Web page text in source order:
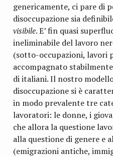
genericamente, ci pare di
disoccupazione sia
visibile. E’ fin quasi
ineliminabile del lavoro
(sotto-occupazioni, lavori
accompagnato
di italiani. Il nostro
disoccupazione si è
in modo prevalente tre
lavoratori: le donne, i
che allora la questione
alla questione di genere e
(emigrazioni antiche,